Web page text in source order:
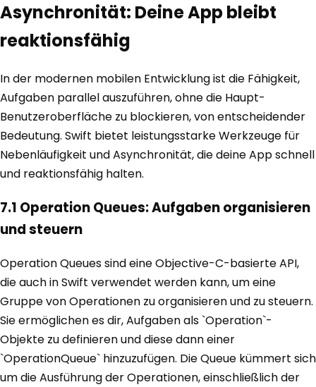
Asynchronität: Deine App bleibt
reaktionsfähig
In der modernen mobilen Entwicklung ist die Fähigkeit,
Aufgaben parallel auszuführen, ohne die Haupt-
Benutzeroberfläche zu blockieren, von entscheidender
Bedeutung. Swift bietet leistungsstarke Werkzeuge für
Nebenläufigkeit und Asynchronität, die deine App schnell
und reaktionsfähig halten.
7.1 Operation Queues: Aufgaben organisieren
und steuern
Operation Queues sind eine Objective-C-basierte API,
die auch in Swift verwendet werden kann, um eine
Gruppe von Operationen zu organisieren und zu steuern.
Sie ermöglichen es dir, Aufgaben als `Operation`-
Objekte zu definieren und diese dann einer
`OperationQueue` hinzuzufügen. Die Queue kümmert sich
um die Ausführung der Operationen, einschließlich der